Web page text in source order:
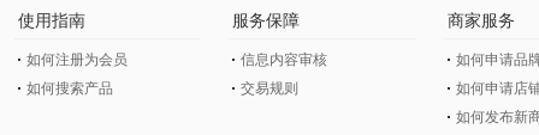
使用指南
如何注册为会员
如何搜索产品
服务保障
信息内容审核
交易规则
商家服务
如何申请品
如何申请店
如何发布新